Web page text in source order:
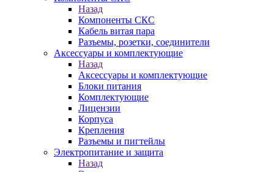
Назад
Компоненты СКС
Кабель витая пара
Разъемы, розетки, соединители
Аксессуары и комплектующие
Назад
Аксессуары и комплектующие
Блоки питания
Комплектующие
Лицензии
Корпуса
Крепления
Разъемы и пигтейлы
Электропитание и защита
Назад